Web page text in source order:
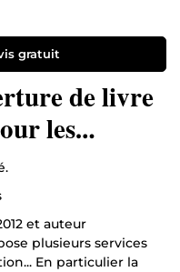
gratuit
de livre
les
KDP
et auteur
plusieurs services
En particulier la